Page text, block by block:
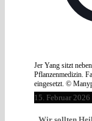
Jer Yang sitzt
Pflanzenmedizin.
eingesetzt. ©
15. Februar 2026